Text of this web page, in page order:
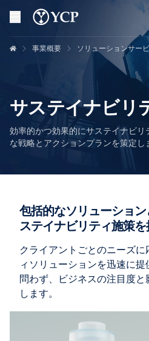
事業概要 ソリューションサー
サステイナビリ
効率的かつ効果的にサステイナビ
な戦略とアクションプランを策定し
包括的なソリューショ
ステイナビリティ施策
クライアントごとのニーズ
ィソリューションを迅速に提
問わず、ビジネスの注目度
します。